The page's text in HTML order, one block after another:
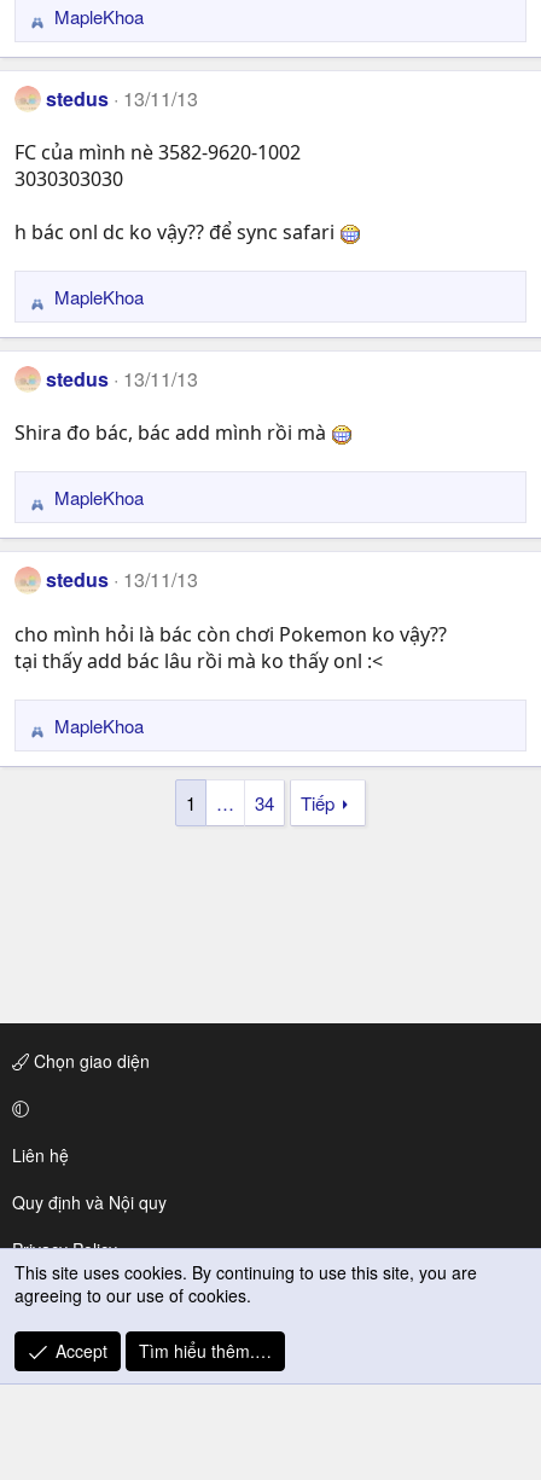
s
:
R
e
a
c
i
o
s
MapleKhoa
stedus 13/11/13
FC của mình nè 3582-9620-1002
3030303030
h bác onl dc ko vậy?? để sync safari
R
e
a
c
i
s
:
MapleKhoa
stedus 13/11/13
Shira đo bác, bác add mình rồi mà
R
e
a
c
i
o
MapleKhoa
stedus 13/11/13
cho mình hỏi là bác còn chơi Pokemon ko vậy??
tại thấy add bác lâu rồi mà ko thấy onl :<
R
e
MapleKhoa
1 … 34 Tiếp
Chọn giao diện
Liên hệ
Quy định và Nội quy
Privacy Policy
Trợ giúp
R
S
This site uses cookies. By continuing to use this site, you are
agreeing to our use of cookies.
Accept Tìm hiểu thêm.…